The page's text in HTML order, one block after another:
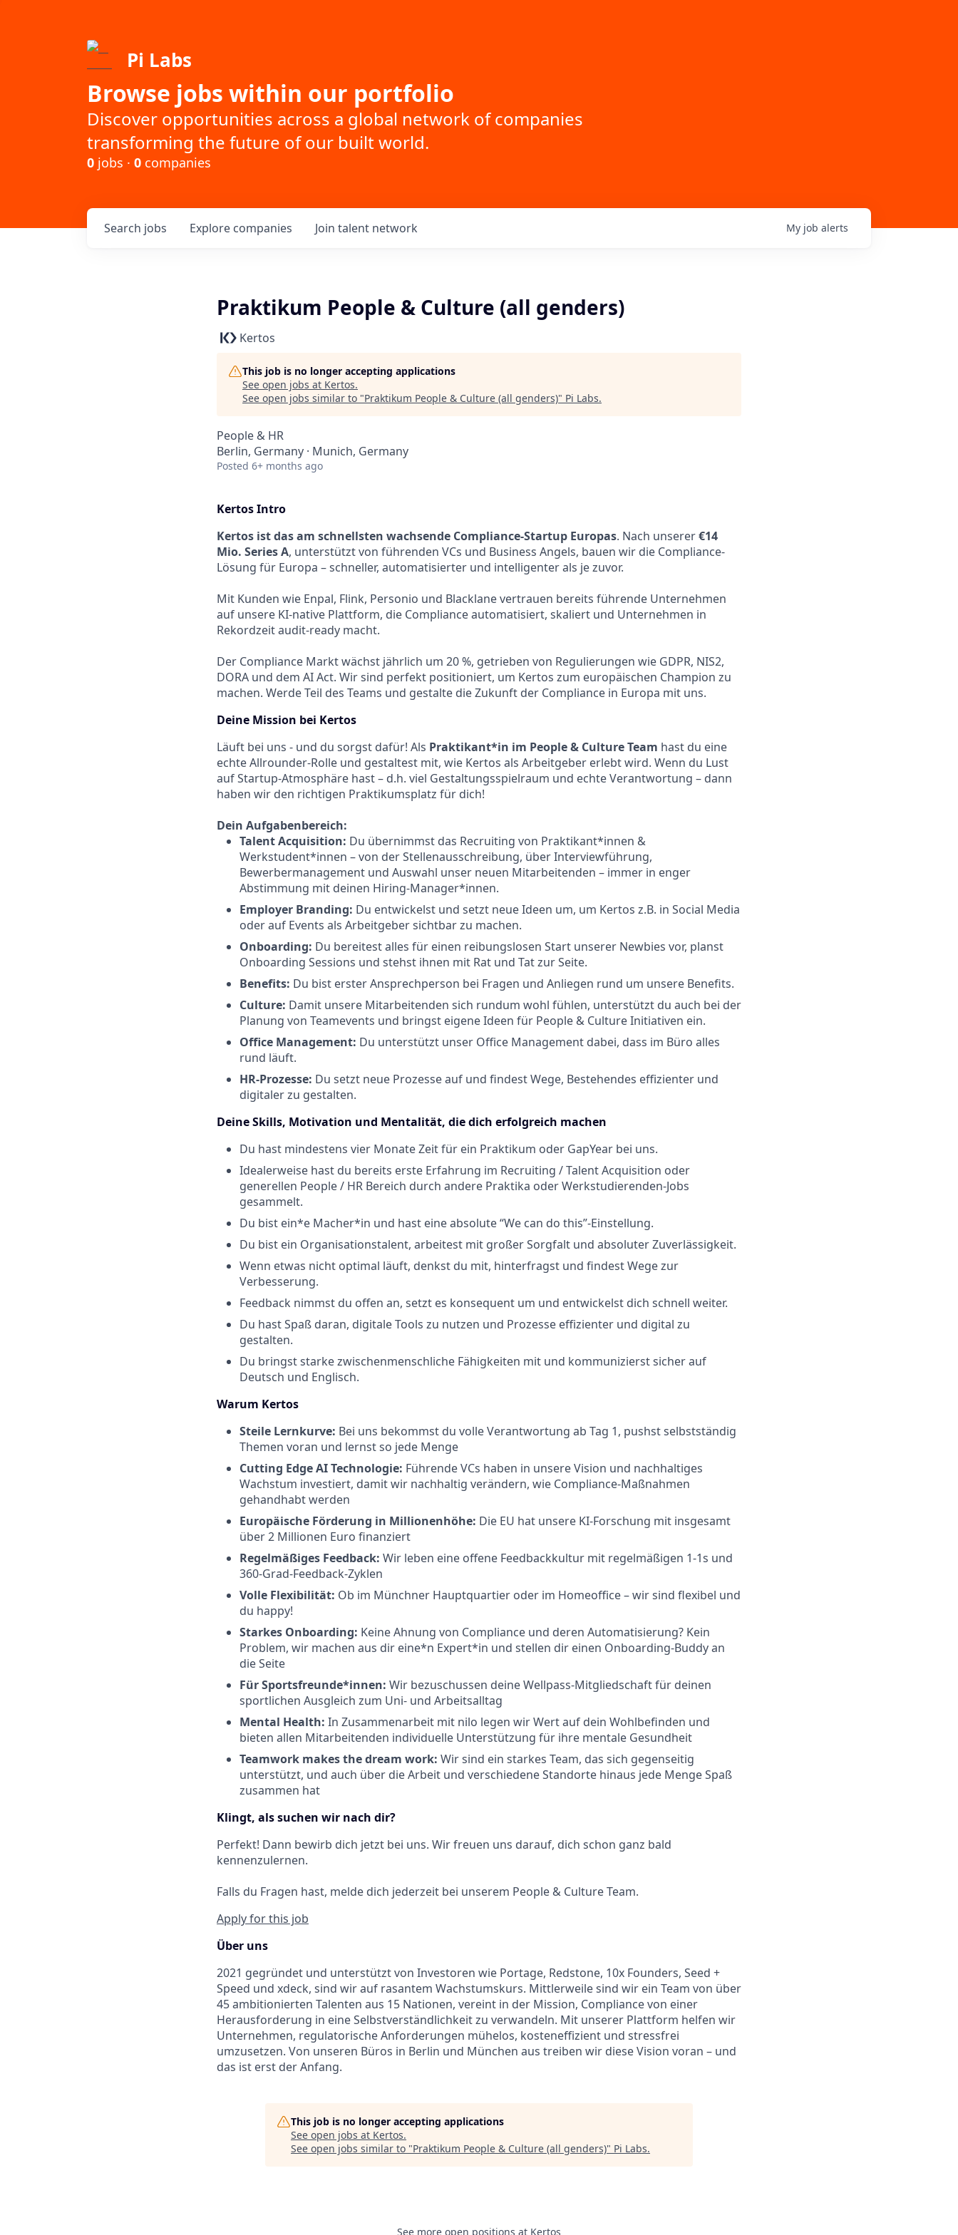
Pi Labs
Browse jobs within our portfolio
Discover opportunities across a global network of companies
transforming the future of our built world.
0 jobs · 0 companies
Search jobs Explore companies Join talent network My job alerts
Praktikum People & Culture (all genders)
Kertos
This job is no longer accepting applications
See open jobs at Kertos.
See open jobs similar to "Praktikum People & Culture (all genders)" Pi Labs.
People & HR
Berlin, Germany · Munich, Germany
Posted 6+ months ago
Kertos Intro
Kertos ist das am schnellsten wachsende Compliance-Startup Europas. Nach unserer€14
Mio. Series A, unterstützt von führenden VCs und Business Angels, bauen wir die Compliance-
Lösung für Europa – schneller, automatisierter und intelligenter als je zuvor.
Mit Kunden wie Enpal, Flink, Personio und Blacklane vertrauen bereits führende Unternehmen
auf unsere KI-native Plattform, die Compliance automatisiert, skaliert und Unternehmen in
Rekordzeit audit-ready macht.
Der Compliance Markt wächst jährlich um 20 %, getrieben von Regulierungen wie GDPR, NIS2,
DORA und dem AI Act. Wir sind perfekt positioniert, um Kertos zum europäischen Champion zu
machen. Werde Teil des Teams und gestalte die Zukunft der Compliance in Europa mit uns.
Deine Mission bei Kertos
Läuft bei uns - und du sorgst dafür! Als Praktikant*in im People & Culture Team hast du eine
echte Allrounder-Rolle und gestaltest mit, wie Kertos als Arbeitgeber erlebt wird. Wenn du Lust
auf Startup-Atmosphäre hast – d.h. viel Gestaltungsspielraum und echte Verantwortung – dann
haben wir den richtigen Praktikumsplatz für dich!
Dein Aufgabenbereich:
Talent Acquisition: Du übernimmst das Recruiting von Praktikant*innen &
Werkstudent*innen – von der Stellenausschreibung, über Interviewführung,
Bewerbermanagement und Auswahl unser neuen Mitarbeitenden – immer in enger
Abstimmung mit deinen Hiring-Manager*innen.
Employer Branding: Du entwickelst und setzt neue Ideen um, um Kertos z.B. in Social Media
oder auf Events als Arbeitgeber sichtbar zu machen.
Onboarding: Du bereitest alles für einen reibungslosen Start unserer Newbies vor, planst
Onboarding Sessions und stehst ihnen mit Rat und Tat zur Seite.
Benefits: Du bist erster Ansprechperson bei Fragen und Anliegen rund um unsere Benefits.
Culture: Damit unsere Mitarbeitenden sich rundum wohl fühlen, unterstützt du auch bei der
Planung von Teamevents und bringst eigene Ideen für People & Culture Initiativen ein.
Office Management: Du unterstützt unser Office Management dabei, dass im Büro alles
rund läuft.
HR-Prozesse: Du setzt neue Prozesse auf und findest Wege, Bestehendes effizienter und
digitaler zu gestalten.
Deine Skills, Motivation und Mentalität, die dich erfolgreich machen
Du hast mindestens vier Monate Zeit für ein Praktikum oder GapYear bei uns.
Idealerweise hast du bereits erste Erfahrung im Recruiting / Talent Acquisition oder
generellen People / HR Bereich durch andere Praktika oder Werkstudierenden-Jobs
gesammelt.
Du bist ein*e Macher*in und hast eine absolute “We can do this”-Einstellung.
Du bist ein Organisationstalent, arbeitest mit großer Sorgfalt und absoluter Zuverlässigkeit.
Wenn etwas nicht optimal läuft, denkst du mit, hinterfragst und findest Wege zur
Verbesserung.
Feedback nimmst du offen an, setzt es konsequent um und entwickelst dich schnell weiter.
Du hast Spaß daran, digitale Tools zu nutzen und Prozesse effizienter und digital zu
gestalten.
Du bringst starke zwischenmenschliche Fähigkeiten mit und kommunizierst sicher auf
Deutsch und Englisch.
Warum Kertos
Steile Lernkurve: Bei uns bekommst du volle Verantwortung ab Tag 1, pushst selbstständig
Themen voran und lernst so jede Menge
Cutting Edge AI Technologie: Führende VCs haben in unsere Vision und nachhaltiges
Wachstum investiert, damit wir nachhaltig verändern, wie Compliance-Maßnahmen
gehandhabt werden
Europäische Förderung in Millionenhöhe: Die EU hat unsere KI-Forschung mit insgesamt
über 2 Millionen Euro finanziert
Regelmäßiges Feedback: Wir leben eine offene Feedbackkultur mit regelmäßigen 1-1s und
360-Grad-Feedback-Zyklen
Volle Flexibilität: Ob im Münchner Hauptquartier oder im Homeoffice – wir sind flexibel und
du happy!
Starkes Onboarding: Keine Ahnung von Compliance und deren Automatisierung? Kein
Problem, wir machen aus dir eine*n Expert*in und stellen dir einen Onboarding-Buddy an
die Seite
Für Sportsfreunde*innen: Wir bezuschussen deine Wellpass-Mitgliedschaft für deinen
sportlichen Ausgleich zum Uni- und Arbeitsalltag
Mental Health: In Zusammenarbeit mit nilo legen wir Wert auf dein Wohlbefinden und
bieten allen Mitarbeitenden individuelle Unterstützung für ihre mentale Gesundheit
Teamwork makes the dream work: Wir sind ein starkes Team, das sich gegenseitig
unterstützt, und auch über die Arbeit und verschiedene Standorte hinaus jede Menge Spaß
zusammen hat
Klingt, als suchen wir nach dir?
Perfekt! Dann bewirb dich jetzt bei uns. Wir freuen uns ​darauf, dich schon ganz bald
kennenzulernen.
Falls du Fragen hast, melde dich jederzeit bei unserem People & Culture Team.
Apply for this job
Über uns
2021 gegründet und unterstützt von Investoren wie Portage, Redstone, 10x Founders, Seed +
Speed und xdeck, sind wir auf rasantem Wachstumskurs. Mittlerweile sind wir ein Team von über
45 ambitionierten Talenten aus 15 Nationen, vereint in der Mission, Compliance von einer
Herausforderung in eine Selbstverständlichkeit zu verwandeln. Mit unserer Plattform helfen wir
Unternehmen, regulatorische Anforderungen mühelos, kosteneffizient und stressfrei
umzusetzen. Von unseren Büros in Berlin und München aus treiben wir diese Vision voran – und
das ist erst der Anfang.
This job is no longer accepting applications
See open jobs at Kertos.
See open jobs similar to "Praktikum People & Culture (all genders)" Pi Labs.
See more open positions at Kertos